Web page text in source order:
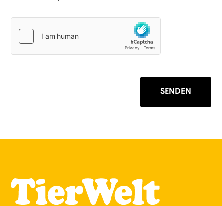
SENDEN